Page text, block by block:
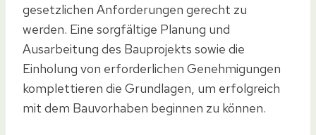
gesetzlichen Anforderungen gerecht zu
werden. Eine sorgfältige Planung und
Ausarbeitung des Bauprojekts sowie die
Einholung von erforderlichen Genehmigungen
komplettieren die Grundlagen, um erfolgreich
mit dem Bauvorhaben beginnen zu können.